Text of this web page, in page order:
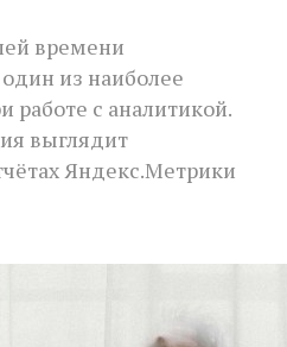
времени
из наиболее
работе с аналитикой.
выглядит
Яндекс.Метрики